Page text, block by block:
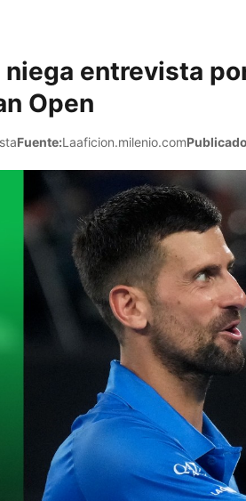
niega entrevista
Open
Fuente:Laaficion.milenio.com